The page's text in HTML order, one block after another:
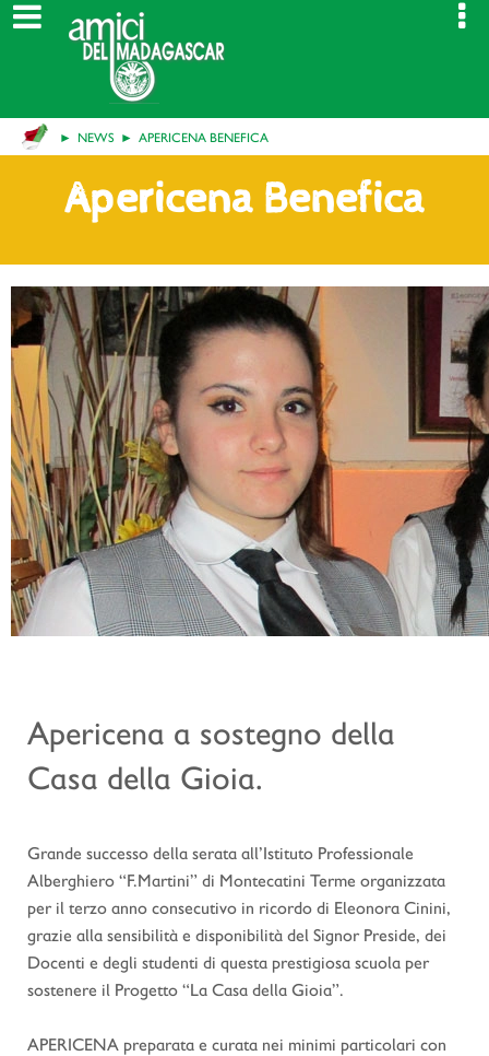
NEWS APERICENA BENEFICA
Apericena Benefica
Apericena a sostegno della
Casa della Gioia.
Grande successo della serata all’Istituto Professionale
Alberghiero “F.Martini” di Montecatini Terme organizzata
per il terzo anno consecutivo in ricordo di Eleonora Cinini,
grazie alla sensibilità e disponibilità del Signor Preside, dei
Docenti e degli studenti di questa prestigiosa scuola per
sostenere il Progetto “La Casa della Gioia”.
APERICENA preparata e curata nei minimi particolari con